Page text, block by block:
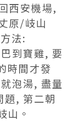
西安機場,
原/岐山
法:
到寶雞, 要
時間才發
泡湯, 盡量
題, 第二朝
山。